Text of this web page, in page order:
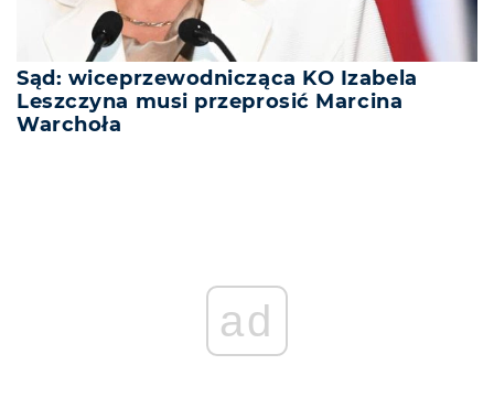
Sąd: wiceprzewodnicząca KO Izabela
Leszczyna musi przeprosić Marcina
Warchoła
ad